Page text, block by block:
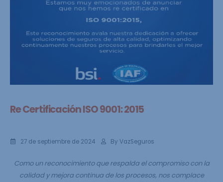
Re Certificación ISO 9001: 2015
27 de septiembre de 2024 By VazSeguros
Como un reconocimiento que respalda el compromiso con la
calidad y mejora continua de los procesos, nos complace